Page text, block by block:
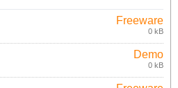
Freeware
0 kB
Demo
0 kB